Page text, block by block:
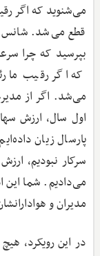
می‌شنوید که اگر
قطع می‌شد. شانس
بپرسید که چرا
که اگر رقیب ما
می‌شد. اگر از
پارسال زیان
می‌دادیم. شما این
مدیران و
در این رویکرد،